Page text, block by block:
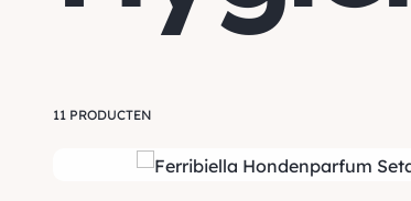
11 PRODUCTEN